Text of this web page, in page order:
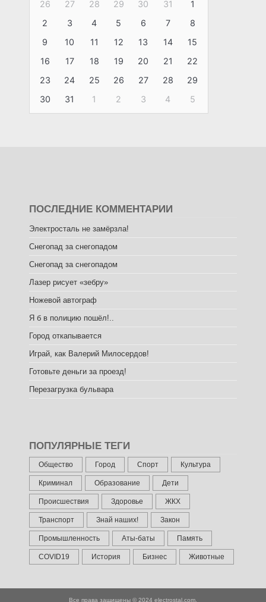
26
27 28 29 30 31
1
2
3 4 5 6 7
8
9
10 11 12 13 14
15
16
17 18 19 20 21
22
23
24 25 26 27 28
29
30
31 1 2 3 4 5
ПОСЛЕДНИЕ КОММЕНТАРИИ
Электросталь не замёрзла!
Снегопад за снегопадом
Снегопад за снегопадом
Лазер рисует «зебру»
Ножевой автограф
Я б в полицию пошёл!..
Город откапывается
Играй, как Валерий Милосердов!
Готовьте деньги за проезд!
Перезагрузка бульвара
ПОПУЛЯРНЫЕ ТЕГИ
Общество Город Спорт Культура
Криминал Образование Дети
Происшествия Здоровье ЖКХ
Транспорт Знай наших! Закон
Промышленность Аты-баты Память
COVID19 История Бизнес Животные
Все права защищены © 2024 electrostal.com.